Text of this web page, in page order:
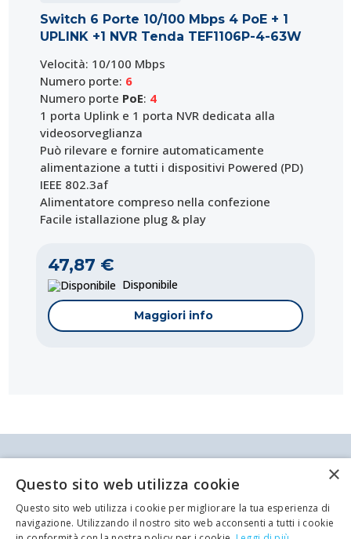
Switch 6 Porte 10/100 Mbps 4 PoE + 1
UPLINK +1 NVR Tenda TEF1106P-4-63W
Velocità: 10/100 Mbps
Numero porte: 6
Numero porte PoE: 4
1 porta Uplink e 1 porta NVR dedicata alla
videosorveglianza
Può rilevare e fornire automaticamente
alimentazione a tutti i dispositivi Powered (PD)
IEEE 802.3af
Alimentatore compreso nella confezione
Facile istallazione plug & play
47,87 €
Disponibile
Maggiori info
Codice:MK-486622433
Codice:ET-42-94113
Codice:ET-42-94108
Codice:IC-SWHUB8GP4
Codice:ET-42-94211
Codice:IC-SWHUB-GB16
Codice:ET-42-94102
Codice:ET-42-94216
Codice:ET-42-94310
Antei & Paolucci S.r.l. Via Bologna, 70 A-B-C-D La
Spezia
P.IVA/C.F. 00209350115 Capitale sociale: €
84.500,00 Azienda iscritta al registro delle imprese
di La Spezia con il numero REA 62679
Privacy policy
Cookie Policy
×
Questo sito web utilizza cookie
Questo sito web utilizza i cookie per migliorare la tua esperienza di
navigazione. Utilizzando il nostro sito web acconsenti a tutti i cookie